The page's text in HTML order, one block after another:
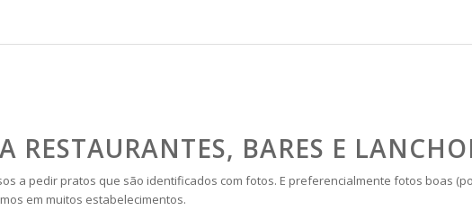
BARES E
a pedir pratos que são identificados com fotos. E preferencialmente fotos boas
em muitos estabelecimentos.